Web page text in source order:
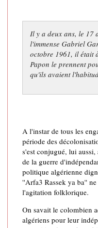
Il y a deux ans, le 17
l'immense Gabriel
octobre 1961, il était
Papon le prennent
qu'ils avaient
A l'instar de tous les
période des
s'est conjugué, lui
de la guerre
politique algérienne
''Arfa3 Rassek ya ba''
l'agitation folklorique.
On savait le colombien
algériens pour leur